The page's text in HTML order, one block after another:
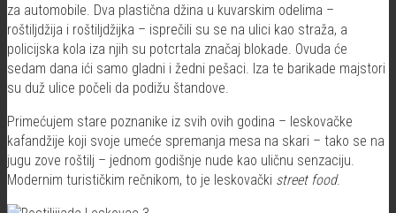
za automobile. Dva plastična džina u kuvarskim odelima –
roštiljdžija i roštiljdžijka – isprečili su se na ulici kao straža, a
policijska kola iza njih su potcrtala značaj blokade. Ovuda će
sedam dana ići samo gladni i žedni pešaci. Iza te barikade majstori
su duž ulice počeli da podižu štandove.
Primećujem stare poznanike iz svih ovih godina – leskovačke
kafandžije koji svoje umeće spremanja mesa na skari – tako se na
jugu zove roštilj – jednom godišnje nude kao uličnu senzaciju.
Modernim turističkim rečnikom, to je leskovački street food.